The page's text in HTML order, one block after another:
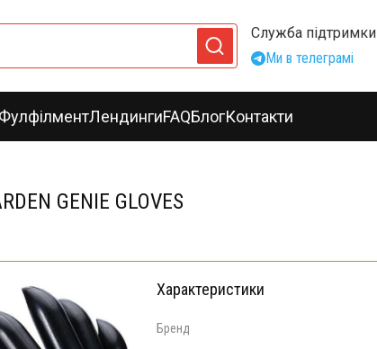
Служба підтримки
Ми в телеграмі
ЛендингиFAQБлогКонтакти
GENIE GLOVES
Характеристики
Бренд